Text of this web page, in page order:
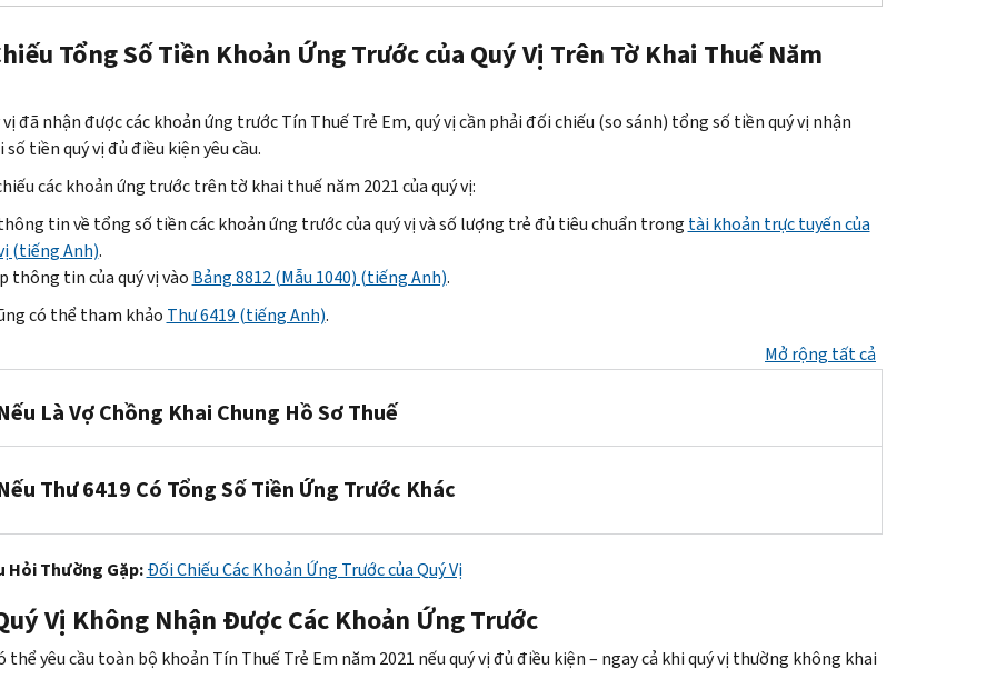
Tổng Số Tiền Khoản Ứng Trước của Quý Vị Trên Tờ Khai Thuế Năm
vị đã nhận được các khoản ứng trước Tín Thuế Trẻ Em, quý vị cần phải đối chiếu (so sánh) tổng số tiền quý vị nhận
số tiền quý vị đủ điều kiện yêu cầu.
các khoản ứng trước trên tờ khai thuế năm 2021 của quý vị:
tin về tổng số tiền các khoản ứng trước của quý vị và số lượng trẻ đủ tiêu chuẩn trong tài khoản trực tuyến của
(tiếng Anh).
thông tin của quý vị vào Bảng 8812 (Mẫu 1040) (tiếng Anh).
có thể tham khảo Thư 6419 (tiếng Anh).
Mở rộng tất cả
Là Vợ Chồng Khai Chung Hồ Sơ Thuế
các khoản ứng trước trên tờ khai thuế năm 2021, hãy cộng tổng số tiền ứng trước của quý vị vào tổng số tiền ứng trước của vợ/
Thư 6419 Có Tổng Số Tiền Ứng Trước Khác
số tiền ứng trước khác nhau giữa Thư 6419 và tài khoản trực tuyến của quý vị, hãy dựa vào tổng số tiền trong
trực tuyến của quý vị có thông tin khoản ứng trước mới nhất. Không dựa vào Bản Ghi Thuế để biết tổng số tiền các khoản ứng
6419 để lưu lại trong hồ sơ thuế của quý vị.
Hỏi Thường Gặp: Đối Chiếu Các Khoản Ứng Trước của Quý Vị
Vị Không Nhận Được Các Khoản Ứng Trước
thể yêu cầu toàn bộ khoản Tín Thuế Trẻ Em năm 2021 nếu quý vị đủ điều kiện – ngay cả khi quý vị thường không khai